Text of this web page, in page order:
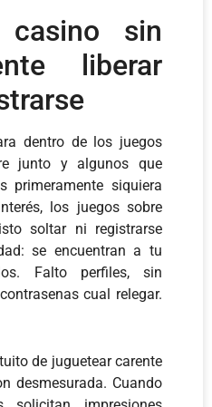
sin
liberar
dentro de los juegos
junto y algunos que
primeramente siquiera
los juegos sobre
soltar ni registrarse
se encuentran a tu
Falto perfiles, sin
cual relegar.
de juguetear carente
desmesurada. Cuando